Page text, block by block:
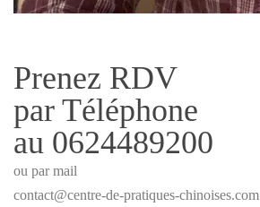
Prenez RDV
par Téléphone
au 0624489200
ou par mail
contact@centre-de-pratiques-chinoises.com